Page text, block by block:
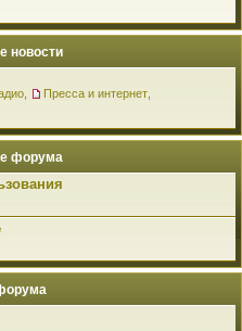
новости
Пресса и интернет
форума